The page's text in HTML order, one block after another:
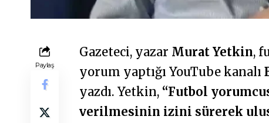
Paylaş
Gazeteci, yazar Murat Yetkin,
yorum yaptığı YouTube kanalı
yazdı. Yetkin, “Futbol
verilmesinin izini sürerek